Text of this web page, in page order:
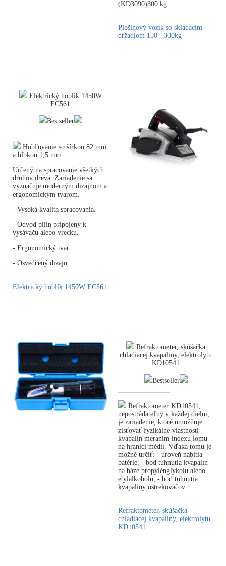
(KD3090)300 kg
Plošinový vozík so skladacím
držadlom 150 - 300kg
Elektrický hoblík 1450W
EC561
Bestseller
Hobľovanie so šírkou 82 mm
a hĺbkou 1,5 mm.
Určený na spracovanie všetkých
druhov dreva. Zariadenie sa
vyznačuje moderným dizajnom a
ergonomickým tvarom.
- Vysoká kvalita spracovania.
- Odvod pilín pripojený k
vysávaču alebo vrecku.
- Ergonomický tvar.
- Osvedčený dizajn.
Elektrický hoblík 1450W EC561
Refraktometer, skúšačka
chladiacej kvapaliny, elektrolytu
KD10541
Bestseller
Refraktometer KD10541,
nepostrádateľný v každej dielni,
je zariadenie, ktoré umožňuje
zisťovať fyzikálne vlastnosti
kvapalín meraním indexu lomu
na hranici médií. Vďaka tomu je
možné určiť: - úroveň nabitia
batérie, - bod tuhnutia kvapalín
na báze propylénglykolu alebo
etylalkoholu, - bod tuhnutia
kvapaliny ostrekovačov.
Refraktometer, skúšačka
chladiacej kvapaliny, elektrolytu
KD10541